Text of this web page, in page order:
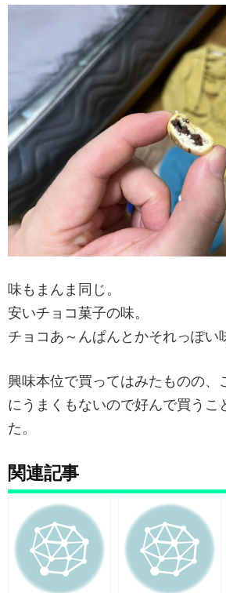
味もまんま同じ。
安いチョコ菓子の味。
チョコあ～んぱんとかそれっぽい
興味本位で買ってはみたものの、
にうまくもないので好んで買うこ
た。
関連記事